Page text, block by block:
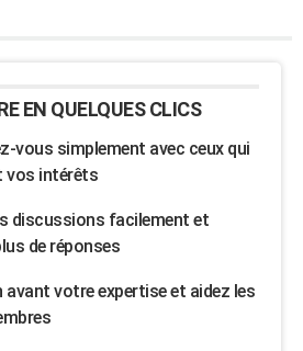
EN QUELQUES CLICS
vous simplement avec ceux qui
vos intérêts
discussions facilement et
de réponses
avant votre expertise et aidez les